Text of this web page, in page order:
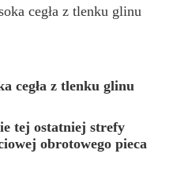
cegła z tlenku glinu
cegła z tlenku glinu
tej ostatniej strefy
obrotowego pieca